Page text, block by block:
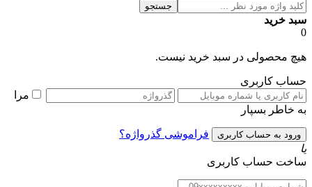
جستجو
سبد خرید
0
هیچ محصولی در سبد خرید نیست.
حساب کاربری
مرا
به خاطر بسپار
فراموشی گذرواژه؟
یا
ساخت حساب کاربری